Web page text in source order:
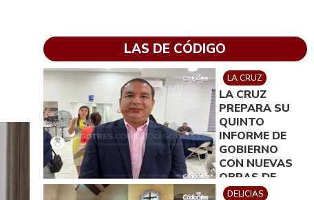
LAS DE CÓDIGO
LA CRUZ
LA CRUZ
PREPARA SU
QUINTO
INFORME DE
GOBIERNO
CON NUEVAS
OBRAS DE
DELICIAS